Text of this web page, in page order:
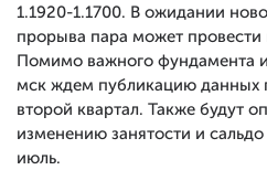
1.1920-1.1700. В ожидании
прорыва пара может
Помимо важного фундамента
мск ждем публикацию данных
второй квартал. Также будут
изменению занятости и сальдо
июль.